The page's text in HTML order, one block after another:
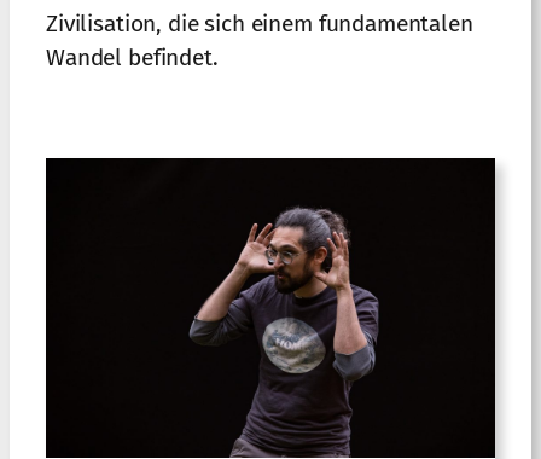
Zivilisation, die sich einem fundamentalen
Wandel befindet.